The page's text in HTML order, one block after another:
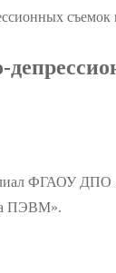
ФГАОУ ДПО
ПЭВМ».